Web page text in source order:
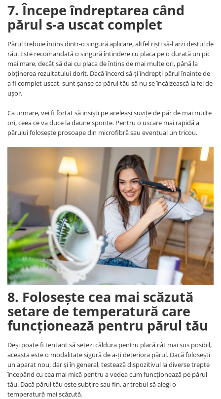
7. Începe îndreptarea când
părul s-a uscat complet
Părul trebuie întins dintr-o singură aplicare, altfel rişti să-l arzi destul de
rău. Este recomandată o singură întindere cu placa pe o durată un pic
mai mare, decât să dai cu placa de întins de mai multe ori, până la
obţinerea rezultatului dorit. Dacă încerci să-ți îndrepți părul înainte de
a fi complet uscat, sunt șanse ca părul tău să nu se încălzească la fel de
ușor.
Ca urmare, vei fi forțat să insiști pe aceleași șuvițe de păr de mai multe
ori, ceea ce va duce la daune sporite. Pentru o uscare mai rapidă a
părului folosește prosoape din microfibră sau eventual un tricou.
8. Folosește cea mai scăzută
setare de temperatură care
funcționează pentru părul tău
Deși poate fi tentant să setezi căldura pentru placă cât mai sus posibil,
aceasta este o modalitate sigură de a-ți deteriora părul. Dacă folosești
un aparat nou, dar și în general, testează dispozitivul la diverse trepte
începând cu cea mai mică pentru a vedea cum funcționează pe părul
tău. Dacă părul tău este subțire sau fin, ar trebui să alegi o
temperatură mai scăzută.